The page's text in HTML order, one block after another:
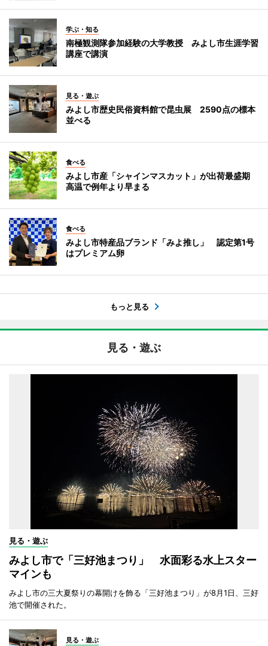
学ぶ・知る
南極観測隊参加経験の大学教授 みよし市生涯学習
講座で講演
見る・遊ぶ
みよし市歴史民俗資料館で昆虫展 2590点の標本
並べる
食べる
みよし市産「シャインマスカット」が出荷最盛期
高温で例年より早まる
食べる
みよし市特産品ブランド「みよ推し」 認定第1号
はプレミアム卵
もっと見る
見る・遊ぶ
見る・遊ぶ
みよし市で「三好池まつり」 水面彩る水上スター
マインも
みよし市の三大夏祭りの幕開けを飾る「三好池まつり」が8月1日、三好
池で開催された。
見る・遊ぶ